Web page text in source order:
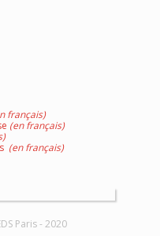
français)
(en français)
(en français)
Paris - 2020